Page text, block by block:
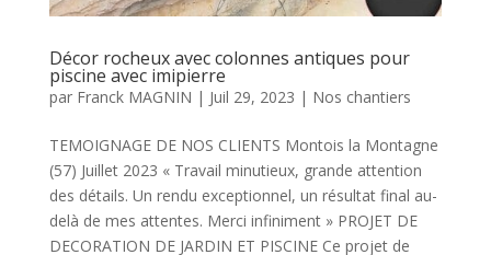
Décor rocheux avec colonnes antiques pour
piscine avec imipierre
par Franck MAGNIN | Juil 29, 2023 | Nos chantiers
TEMOIGNAGE DE NOS CLIENTS Montois la Montagne
(57) Juillet 2023 « Travail minutieux, grande attention
des détails. Un rendu exceptionnel, un résultat final au-
delà de mes attentes. Merci infiniment » PROJET DE
DECORATION DE JARDIN ET PISCINE Ce projet de